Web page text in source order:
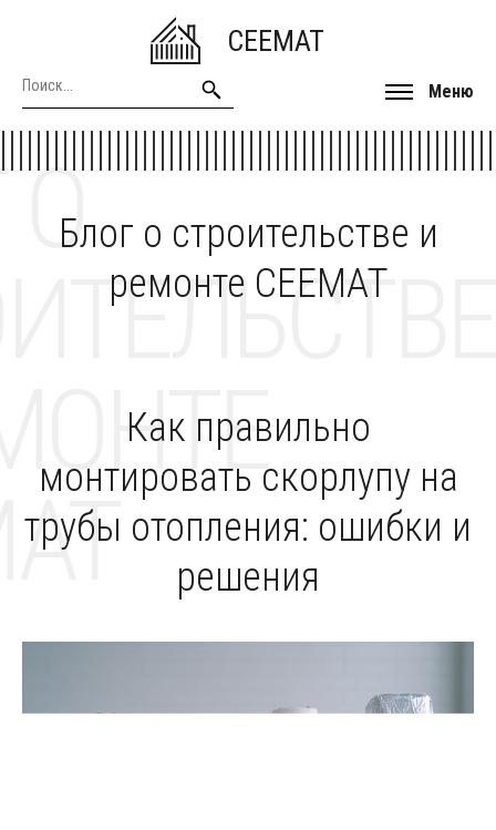
CEEMAT
Меню
Блог о строительстве и
ремонте CEEMAT
О
Как правильно
монтировать скорлупу на
трубы отопления: ошибки и
решения